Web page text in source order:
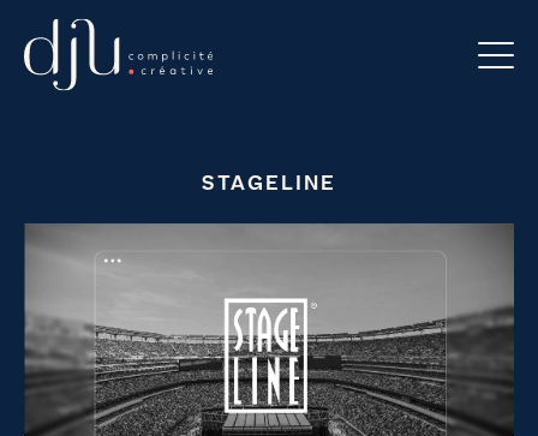
STAGELINE